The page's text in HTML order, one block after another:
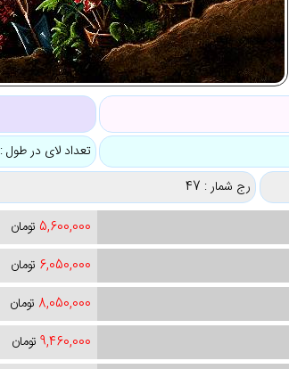
تعداد لای در طول : 600 (89 سانتی متر)
رج شمار : 47
5,600,000 تومان
6,050,000 تومان
8,050,000 تومان
9,460,000 تومان